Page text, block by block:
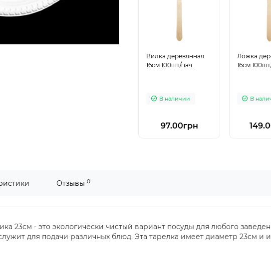
Вилка деревянная
16см 100шт/пач.
В наличии
97.00грн
Ложка
16см
В
Отзывы 0
23см - это экологически чистый вариант посуды для любого
для подачи различных блюд. Эта тарелка имеет диаметр 23см и